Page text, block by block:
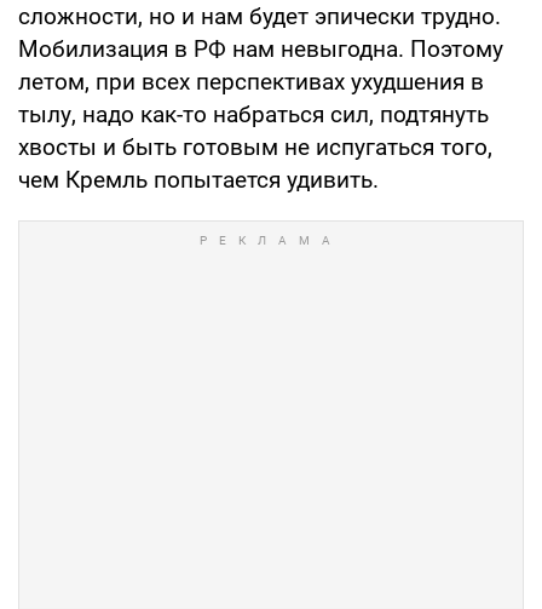
сложности, но и нам будет эпически трудно.
Мобилизация в РФ нам невыгодна. Поэтому
летом, при всех перспективах ухудшения в
тылу, надо как-то набраться сил, подтянуть
хвосты и быть готовым не испугаться того,
чем Кремль попытается удивить.